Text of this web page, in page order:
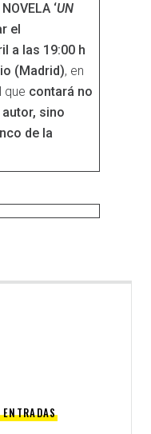
‘UN
el
a las 19:00 h
(Madrid), en
que contará no
sino
de la